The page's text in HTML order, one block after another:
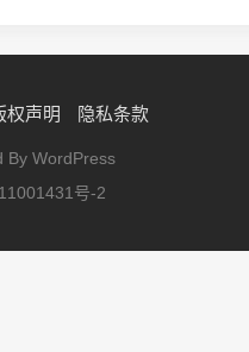
权声明 隐私条款
By WordPress
号-2